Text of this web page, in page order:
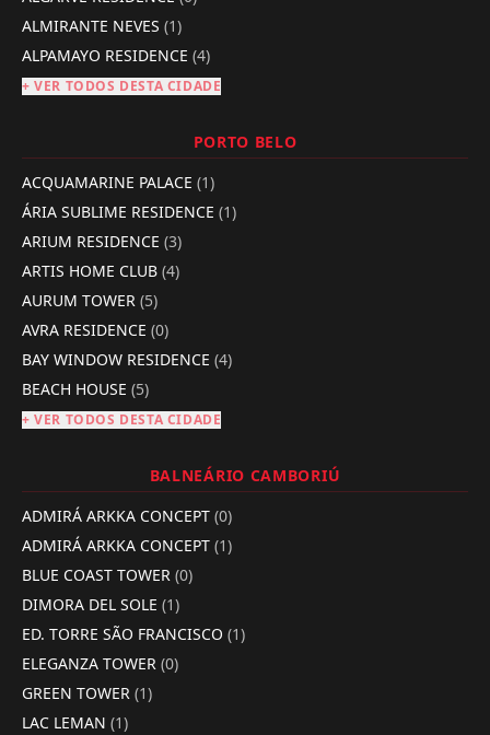
ALMIRANTE NEVES (1)
ALPAMAYO RESIDENCE (4)
+ VER TODOS DESTA CIDADE
PORTO BELO
ACQUAMARINE PALACE (1)
ÁRIA SUBLIME RESIDENCE (1)
ARIUM RESIDENCE (3)
ARTIS HOME CLUB (4)
AURUM TOWER (5)
AVRA RESIDENCE (0)
BAY WINDOW RESIDENCE (4)
BEACH HOUSE (5)
+ VER TODOS DESTA CIDADE
BALNEÁRIO CAMBORIÚ
ADMIRÁ ARKKA CONCEPT (0)
ADMIRÁ ARKKA CONCEPT (1)
BLUE COAST TOWER (0)
DIMORA DEL SOLE (1)
ED. TORRE SÃO FRANCISCO (1)
ELEGANZA TOWER (0)
GREEN TOWER (1)
LAC LEMAN (1)